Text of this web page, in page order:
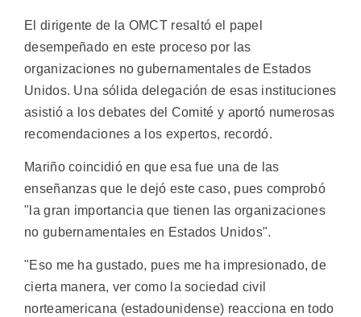
El dirigente de la OMCT resaltó el papel
desempeñado en este proceso por las
organizaciones no gubernamentales de Estados
Unidos. Una sólida delegación de esas instituciones
asistió a los debates del Comité y aportó numerosas
recomendaciones a los expertos, recordó.
Mariño coincidió en que esa fue una de las
enseñanzas que le dejó este caso, pues comprobó
"la gran importancia que tienen las organizaciones
no gubernamentales en Estados Unidos".
"Eso me ha gustado, pues me ha impresionado, de
cierta manera, ver como la sociedad civil
norteamericana (estadounidense) reacciona en todo